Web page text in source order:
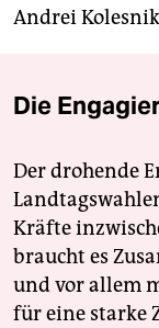
Andrei
Die
Der drohende
Kräfte
braucht es
und vor allem
für eine starke